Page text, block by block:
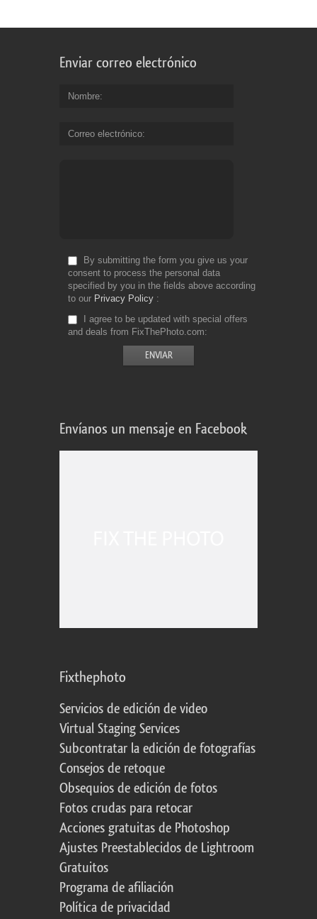
Enviar correo electrónico
Nombre
Correo electrónico
By submitting the form you give us your
consent to process the personal data
specified by you in the fields above according
to our Privacy Policy
I agree to be updated with special offers
and deals from FixThePhoto.com
Envíanos un mensaje en Facebook
Fixthephoto
Servicios de edición de video
Virtual Staging Services
Subcontratar la edición de fotografías
Consejos de retoque
Obsequios de edición de fotos
Fotos crudas para retocar
Acciones gratuitas de Photoshop
Ajustes Preestablecidos de Lightroom
Gratuitos
Programa de afiliación
Política de privacidad